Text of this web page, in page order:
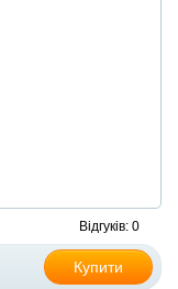
Відгуків: 0
Купити